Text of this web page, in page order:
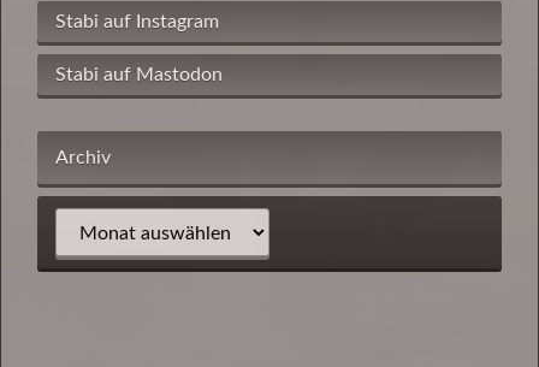
Stabi auf Instagram
Stabi auf Mastodon
Archiv